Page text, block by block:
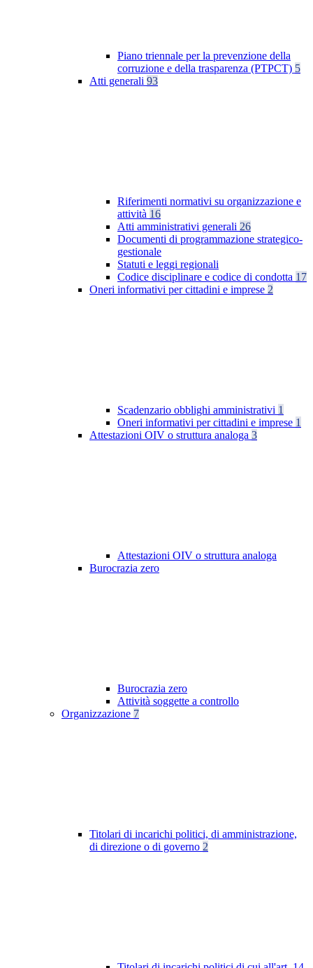
Piano triennale per la prevenzione della
corruzione e della trasparenza (PTPCT) 5
Atti generali 93
Riferimenti normativi su organizzazione e
attività 16
Atti amministrativi generali 26
Documenti di programmazione strategico-
gestionale
Statuti e leggi regionali
Codice disciplinare e codice di condotta 17
Oneri informativi per cittadini e imprese 2
Scadenzario obblighi amministrativi 1
Oneri informativi per cittadini e imprese 1
Attestazioni OIV o struttura analoga 3
Attestazioni OIV o struttura analoga
Burocrazia zero
Burocrazia zero
Attività soggette a controllo
Organizzazione 7
Titolari di incarichi politici, di amministrazione,
di direzione o di governo 2